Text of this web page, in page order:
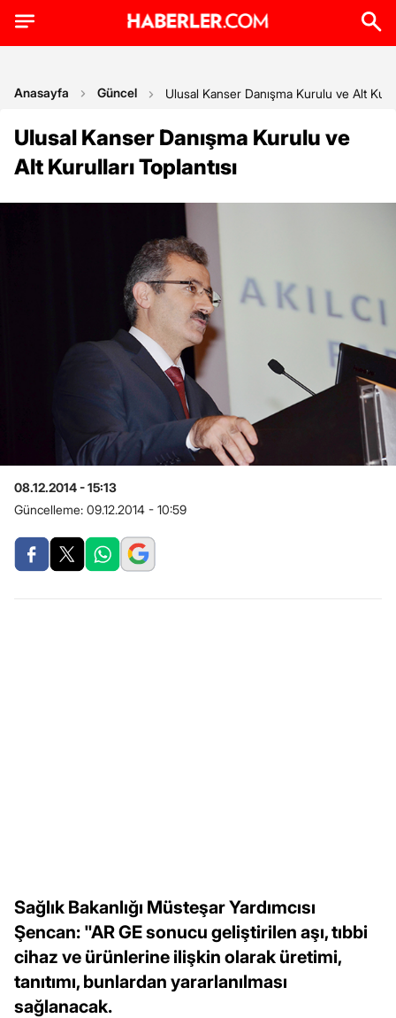
Anasayfa Güncel Ulusal Kanser Danışma Kurulu ve Alt
Ulusal Kanser Danışma Kurulu ve
Alt Kurulları Toplantısı
08.12.2014 - 15:13
Güncelleme: 09.12.2014 - 10:59
Sağlık Bakanlığı Müsteşar Yardımcısı
Şencan: "AR GE sonucu geliştirilen aşı, tıbbi
cihaz ve ürünlerine ilişkin olarak üretimi,
tanıtımı, bunlardan yararlanılması
sağlanacak.